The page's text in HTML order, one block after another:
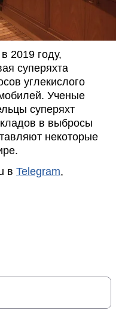
2019 году,
суперяхта
углекислого
Ученые
суперяхт
в выбросы
некоторые
в Telegram,